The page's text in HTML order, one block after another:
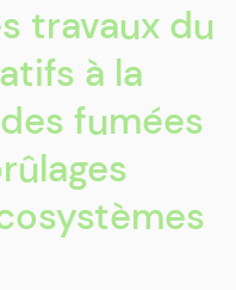
travaux du
à la
fumées